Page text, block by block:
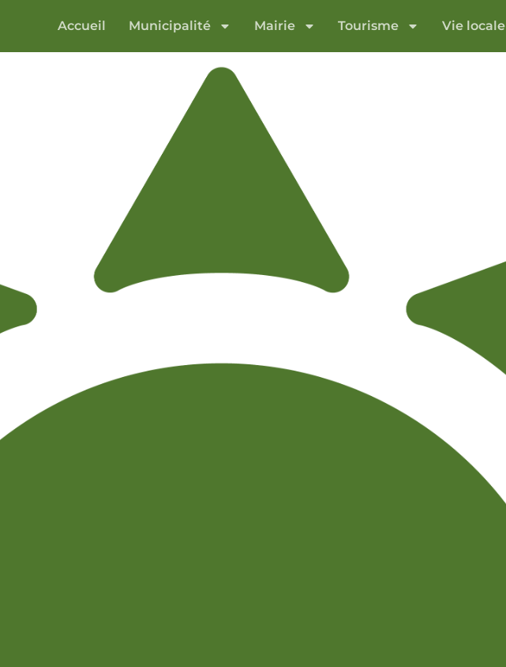
Accueil Municipalité Mairie Tourisme Vie locale